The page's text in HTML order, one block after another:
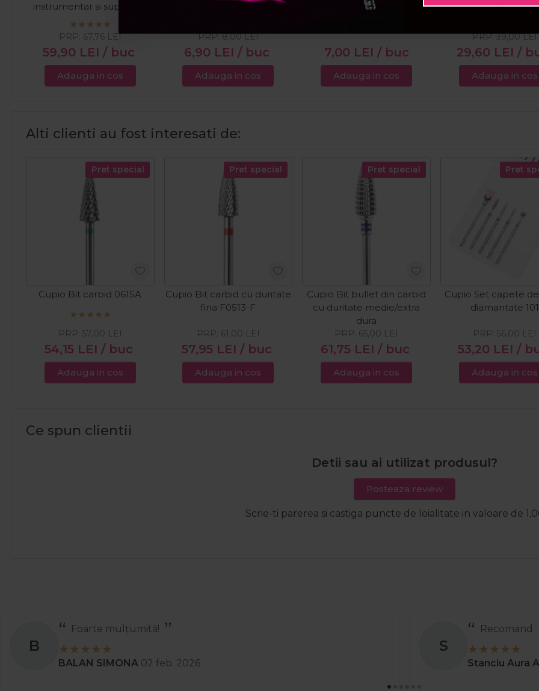
instrumentar si suprafete
500ml
59,90 LEI / buc
PRP: 67,76 LEI
Adauga in cos
6,90 LEI / buc
PRP:8,00LEI
Adauga in cos
100/150
7,00 LEI / buc
Adauga in cos
2022
29,60 LEI /
PRP:39,00LEI
Adauga in cos
Alti clienti au fost interesati de:
Pret special
Cupio Bit carbid 0615A
54,15 LEI / buc
PRP: 57,00 LEI
Adauga in cos
Pret special
Cupio Bit carbid cu duritate
fina F0513-F
57,95 LEI / buc
PRP: 61,00 LEI
Adauga in cos
Pret special
Cupio Bit bullet din carbid
cu duritate medie/extra
dura
61,75 LEI / buc
PRP: 65,00 LEI
Adauga in cos
Pret
Cupio Set capete
diamantate 101
53,20 LEI /
PRP: 56,00 LEI
Adauga in cos
Ce spun clientii
Detii sau ai utilizat produsul?
Posteaza review
Scrie-ti parerea si castiga puncte de loialitate in valoare de
A
Totul a decurs perfect și rapid.
Ady 01 apr. 2025
S
Comanda
greșit și au și